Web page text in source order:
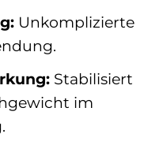
Unkomplizierte
Stabilisiert
im